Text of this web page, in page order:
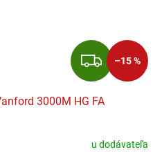
–15 %
3000M HG FA
u dodávateľa